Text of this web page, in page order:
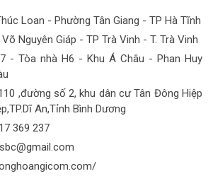
Loan - Phường Tân Giang - TP Hà Tĩnh
Nguyên Giáp - TP Trà Vinh - T. Trà Vinh
- Tòa nhà H6 - Khu Á Châu - Phan Huy
,đường số 2, khu dân cư Tân Đông Hiệp
An,Tỉnh Bình Dương
369 237